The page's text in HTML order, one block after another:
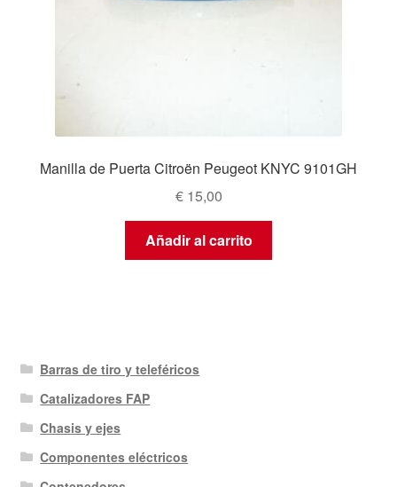
Manilla de Puerta Citroën Peugeot KNYC 9101GH
€15,00
Añadir al carrito
Barras de tiro y teleféricos
Catalizadores FAP
Chasis y ejes
Componentes eléctricos